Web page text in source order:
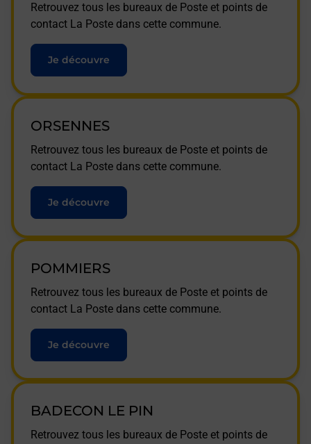
Retrouvez tous les bureaux de Poste et points de
contact La Poste dans cette commune.
Je découvre
ORSENNES
Retrouvez tous les bureaux de Poste et points de
contact La Poste dans cette commune.
Je découvre
POMMIERS
Retrouvez tous les bureaux de Poste et points de
contact La Poste dans cette commune.
Je découvre
BADECON LE PIN
Retrouvez tous les bureaux de Poste et points de